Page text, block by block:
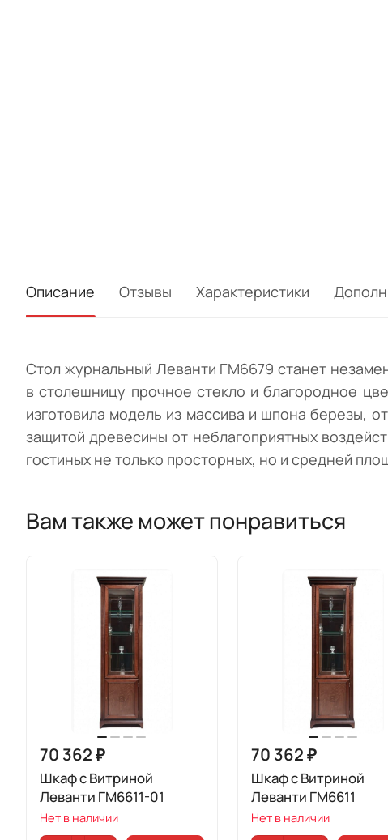
Описание Отзывы Характеристики
Стол журнальный Леванти ГМ6679 станет
в столешницу прочное стекло и благородное
изготовила модель из массива и шпона березы,
защитой древесины от неблагоприятных
гостиных не только просторных, но и средней
Вам также может понравиться
70 362 ₽
Шкаф с Витриной
Леванти ГМ6611-01
Нет в наличии
70 362 ₽
Шкаф с Витриной
Леванти ГМ6611
Нет в наличии